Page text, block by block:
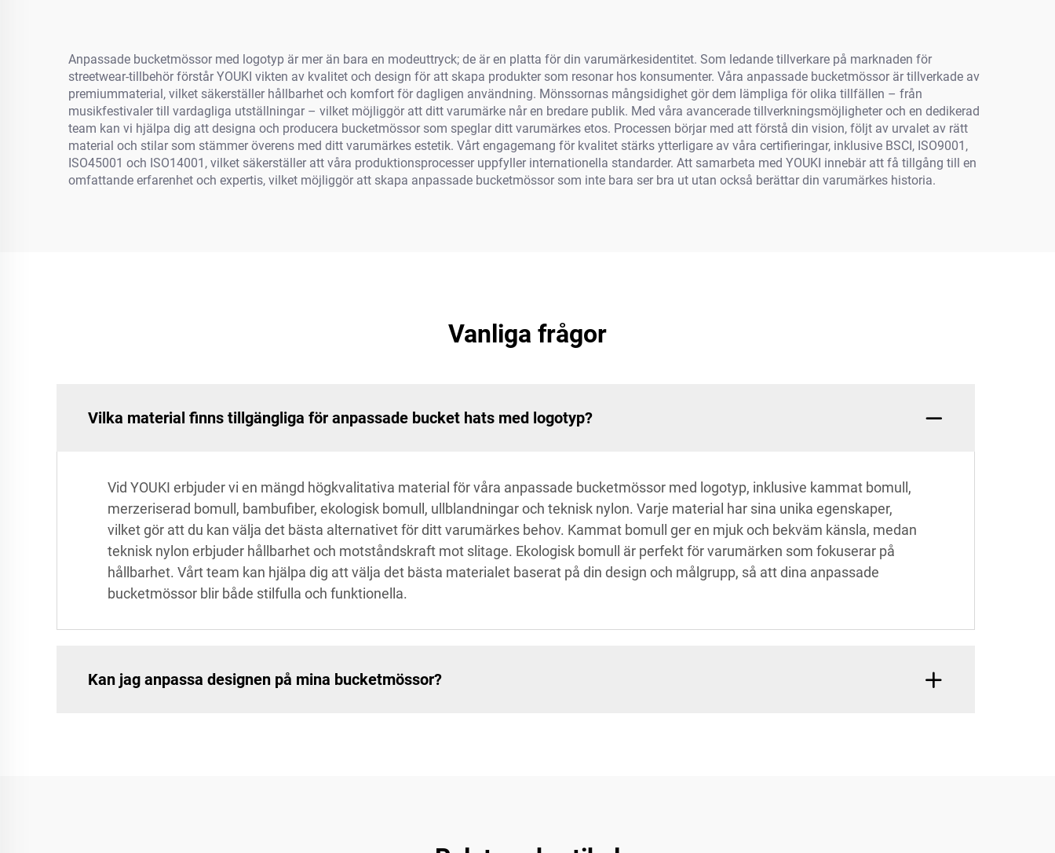
Anpassade bucketmössor med logotyp är mer än bara en modeuttryck; de är en platta för din varumärkesidentitet. Som ledande tillverkare på marknaden för
streetwear-tillbehör förstår YOUKI vikten av kvalitet och design för att skapa produkter som resonar hos konsumenter. Våra anpassade bucketmössor är tillverkade av
premiummaterial, vilket säkerställer hållbarhet och komfort för dagligen användning. Mönssornas mångsidighet gör dem lämpliga för olika tillfällen – från
musikfestivaler till vardagliga utställningar – vilket möjliggör att ditt varumärke når en bredare publik. Med våra avancerade tillverkningsmöjligheter och en dedikerad
team kan vi hjälpa dig att designa och producera bucketmössor som speglar ditt varumärkes etos. Processen börjar med att förstå din vision, följt av urvalet av rätt
material och stilar som stämmer överens med ditt varumärkes estetik. Vårt engagemang för kvalitet stärks ytterligare av våra certifieringar, inklusive BSCI, ISO9001,
ISO45001 och ISO14001, vilket säkerställer att våra produktionsprocesser uppfyller internationella standarder. Att samarbeta med YOUKI innebär att få tillgång till en
omfattande erfarenhet och expertis, vilket möjliggör att skapa anpassade bucketmössor som inte bara ser bra ut utan också berättar din varumärkes historia.
Vanliga frågor
Vilka material finns tillgängliga för anpassade bucket hats med logotyp?
Vid YOUKI erbjuder vi en mängd högkvalitativa material för våra anpassade bucketmössor med logotyp, inklusive kammat bomull,
merzeriserad bomull, bambufiber, ekologisk bomull, ullblandningar och teknisk nylon. Varje material har sina unika egenskaper,
vilket gör att du kan välja det bästa alternativet för ditt varumärkes behov. Kammat bomull ger en mjuk och bekväm känsla, medan
teknisk nylon erbjuder hållbarhet och motståndskraft mot slitage. Ekologisk bomull är perfekt för varumärken som fokuserar på
hållbarhet. Vårt team kan hjälpa dig att välja det bästa materialet baserat på din design och målgrupp, så att dina anpassade
bucketmössor blir både stilfulla och funktionella.
Kan jag anpassa designen på mina bucketmössor?